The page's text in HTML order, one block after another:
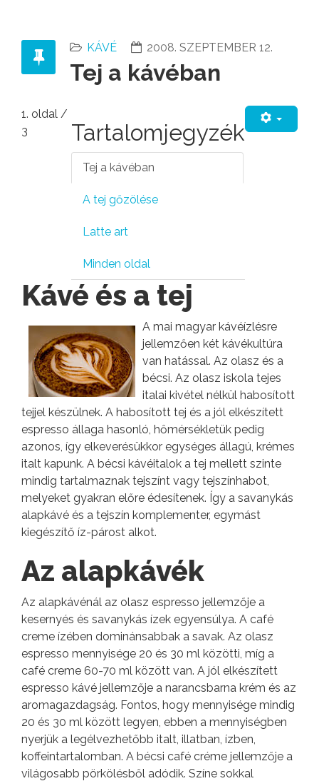
KÁVÉ 2008. SZEPTEMBER 12.
Tej a kávéban
Tartalomjegyzék
Tej a kávéban
A tej gőzölése
Latte art
Minden oldal
1. oldal /
3
Kávé és a tej
A mai magyar kávéízlésre
jellemzően két kávékultúra
van hatással. Az olasz és a
bécsi. Az olasz iskola tejes
italai kivétel nélkül habosított
tejjel készülnek. A habosított tej és a jól elkészített
espresso állaga hasonló, hőmérsékletük pedig
azonos, így elkeverésükkor egységes állagú, krémes
italt kapunk. A bécsi kávéitalok a tej mellett szinte
mindig tartalmaznak tejszínt vagy tejszínhabot,
melyeket gyakran előre édesítenek. Így a savanykás
alapkávé és a tejszín komplementer, egymást
kiegészítő íz-párost alkot.
Az alapkávék
Az alapkávénál az olasz espresso jellemzője a
kesernyés és savanykás ízek egyensúlya. A café
creme ízében dominánsabbak a savak. Az olasz
espresso mennyisége 20 és 30 ml közötti, míg a
café creme 60-70 ml között van. A jól elkészített
espresso kávé jellemzője a narancsbarna krém és az
aromagazdagság. Fontos, hogy mennyisége mindig
20 és 30 ml között legyen, ebben a mennyiségben
nyerjük a legélvezhetőbb italt, illatban, ízben,
koffeintartalomban. A bécsi café créme jellemzője a
világosabb pörkölésből adódik. Színe sokkal